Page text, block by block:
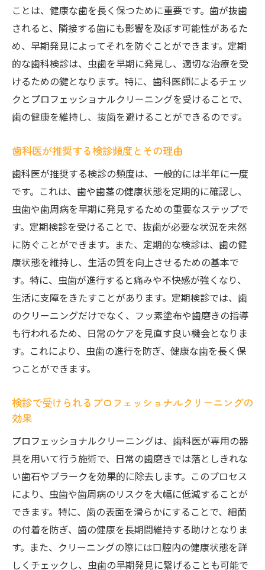
ことは、健康な歯を長く保つために重要です。歯が抜歯
されると、隣接する歯にも影響を及ぼす可能性があるた
め、早期発見によってそれを防ぐことができます。定期
的な歯科検診は、虫歯を早期に発見し、適切な治療を受
けるための鍵となります。特に、歯科医師によるチェッ
クとプロフェッショナルクリーニングを受けることで、
歯の健康を維持し、抜歯を避けることができるのです。
歯科医が推奨する検診頻度とその理由
歯科医が推奨する検診の頻度は、一般的には半年に一度
です。これは、歯や歯茎の健康状態を定期的に確認し、
虫歯や歯周病を早期に発見するための重要なステップで
す。定期検診を受けることで、抜歯が必要な状況を未然
に防ぐことができます。また、定期的な検診は、歯の健
康状態を維持し、生活の質を向上させるための基本で
す。特に、虫歯が進行すると痛みや不快感が強くなり、
生活に支障をきたすことがあります。定期検診では、歯
のクリーニングだけでなく、フッ素塗布や歯磨きの指導
も行われるため、日常のケアを見直す良い機会となりま
す。これにより、虫歯の進行を防ぎ、健康な歯を長く保
つことができます。
検診で受けられるプロフェッショナルクリーニングの
効果
プロフェッショナルクリーニングは、歯科医が専用の器
具を用いて行う施術で、日常の歯磨きでは落としきれな
い歯石やプラークを効果的に除去します。このプロセス
により、虫歯や歯周病のリスクを大幅に低減することが
できます。特に、歯の表面を滑らかにすることで、細菌
の付着を防ぎ、歯の健康を長期間維持する助けとなりま
す。また、クリーニングの際には口腔内の健康状態を詳
しくチェックし、虫歯の早期発見に繋げることも可能で